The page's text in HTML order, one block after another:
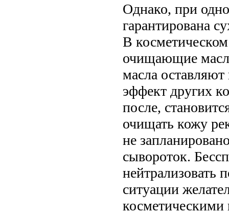
Однако, при
гарантирована
В
очищающие
масла
эффект других
после,
очищать кожу
не
сывороток.
нейтрализовать
ситуации
косметическими